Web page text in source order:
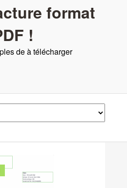
format
!
de à télécharger